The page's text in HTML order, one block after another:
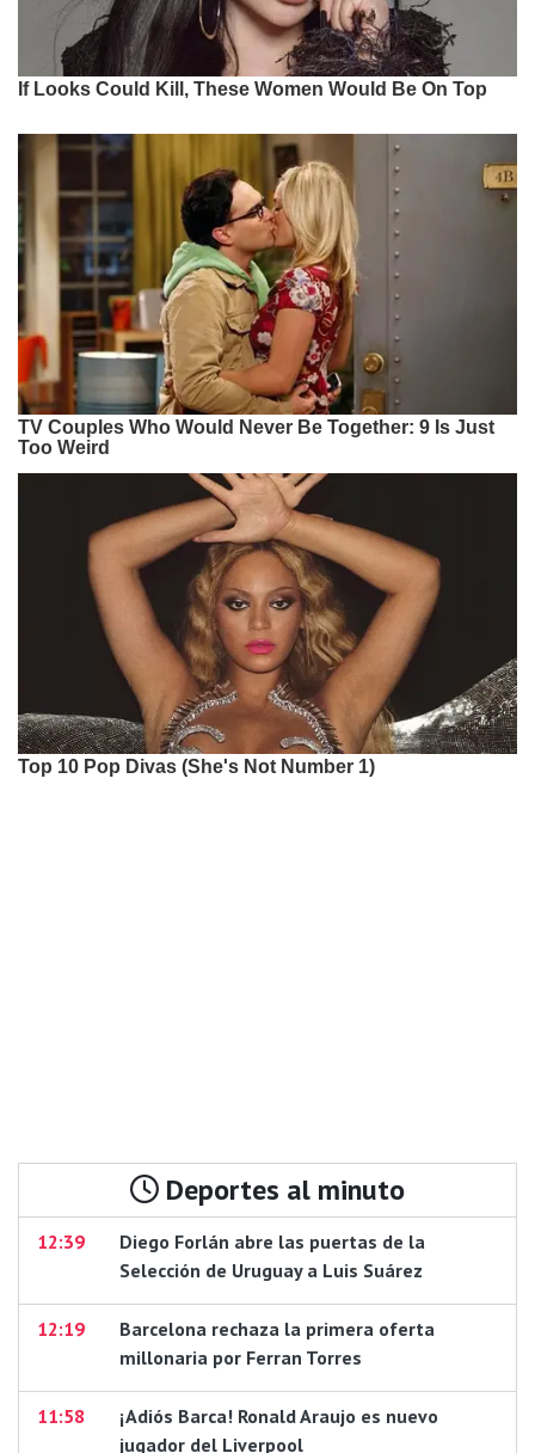
Deportes al minuto
12:39
Diego Forlán abre las puertas de la
Selección de Uruguay a Luis Suárez
12:19
Barcelona rechaza la primera oferta
millonaria por Ferran Torres
11:58
¡Adiós Barca! Ronald Araujo es nuevo
jugador del Liverpool